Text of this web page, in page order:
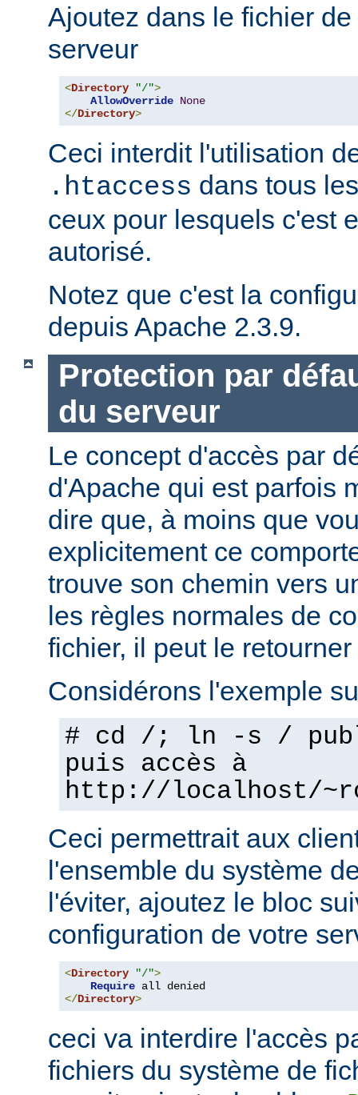
Ajoutez dans le fichier
serveur
<Directory "/">
AllowOverride None
</Directory>
Ceci interdit l'utilisation
.htaccess dans tous
ceux pour lesquels c'est
autorisé.
Notez que c'est la
depuis Apache 2.3.9.
Protection par
du serveur
Le concept d'accès par
d'Apache qui est parfois
dire que, à moins que
explicitement ce
trouve son chemin vers
les règles normales de
fichier, il peut le
Considérons l'exemple
# cd /; ln -s /
puis accès à
http://localhost/
Ceci permettrait aux
l'ensemble du système
l'éviter, ajoutez le bloc
configuration de votre
<Directory "/">
Require
</Directory>
ceci va interdire l'accès
fichiers du système de